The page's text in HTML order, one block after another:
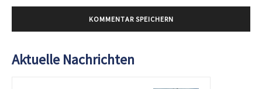
Aktuelle Nachrichten